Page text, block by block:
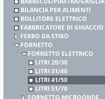
BILANCIA PER ALIMENTI
BOLLITORE ELETTRICO
FABBRICATORE DI GHIACCIO
FERRO DA STIRO
FORNETTO
FORNETTO ELETTRICO
LITRI 20/30
LITRI 31/40
LITRI 41/50
LITRI 51/70
FORNETTO MICROONDE